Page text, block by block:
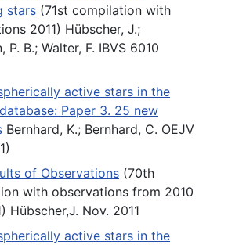
stars (71st compilation with
2011) Hübscher, J.;
P. B.; Walter, F. IBVS 6010
active stars in the
Paper 3. 25 new
Bernhard, K.; Bernhard, C. OEJV
of Observations (70th
with observations from 2010
Hübscher,J. Nov. 2011
active stars in the